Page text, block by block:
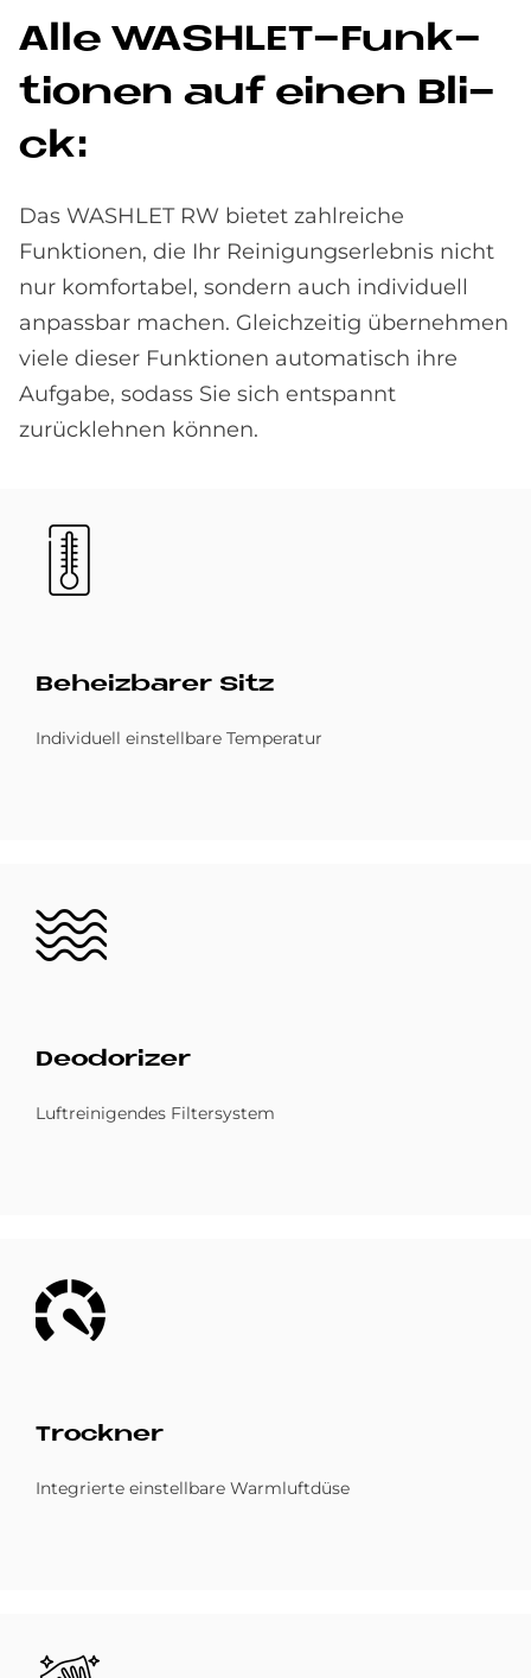
Alle WA­SH­LET-Funk­
tio­nen auf einen Bli­
ck:
Das WASHLET RW bietet zahlreiche
Funktionen, die Ihr Reinigungserlebnis nicht
nur komfortabel, sondern auch individuell
anpassbar machen. Gleichzeitig übernehmen
viele dieser Funktionen automatisch ihre
Aufgabe, sodass Sie sich entspannt
zurücklehnen können.
Bild
Be­heiz­ba­rer Sitz
Individuell einstellbare Temperatur
Bild
De­odo­ri­zer
Luftreinigendes Filtersystem
Bild
Trock­ner
Integrierte einstellbare Warmluftdüse
Bild